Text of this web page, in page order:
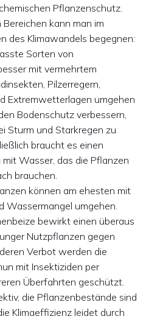
Pflanzenschutz.
kann man im
des Klimawandels begegnen:
Sorten von
mit vermehrtem
Pilzerregern,
Extremwetterlagen umgehen
Bodenschutz verbessern,
Sturm und Starkregen zu
braucht es einen
Wasser, das die Pflanzen
brauchen.
können am ehesten mit
Wassermangel umgehen.
bewirkt einen überaus
Nutzpflanzen gegen
Verbot werden die
mit Insektiziden per
Überfahrten geschützt.
die Pflanzenbestände sind
Klimaeffizienz leidet durch